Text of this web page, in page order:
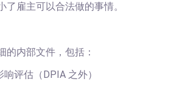
了雇主可以合法做的事情。
的内部文件，包括：
评估（DPIA 之外）